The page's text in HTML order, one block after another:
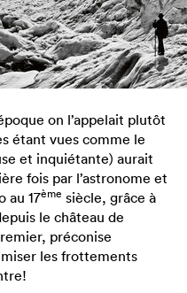
on l’appelait plutôt
étant vues comme le
et inquiétante) aurait
fois par l’astronome et
au 17ème siècle, grâce à
le château de
préconise
les frottements